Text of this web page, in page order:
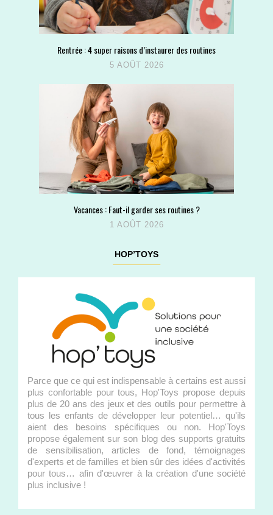
Rentrée : 4 super raisons d’instaurer des routines
5 AOÛT 2026
Vacances : Faut-il garder ses routines ?
1 AOÛT 2026
HOP’TOYS
Parce que ce qui est indispensable à certains est aussi
plus confortable pour tous, Hop'Toys propose depuis
plus de 20 ans des jeux et des outils pour permettre à
tous les enfants de développer leur potentiel… qu'ils
aient des besoins spécifiques ou non. Hop'Toys
propose également sur son blog des supports gratuits
de sensibilisation, articles de fond, témoignages
d'experts et de familles et bien sûr des idées d'activités
pour tous… afin d'œuvrer à la création d'une société
plus inclusive !